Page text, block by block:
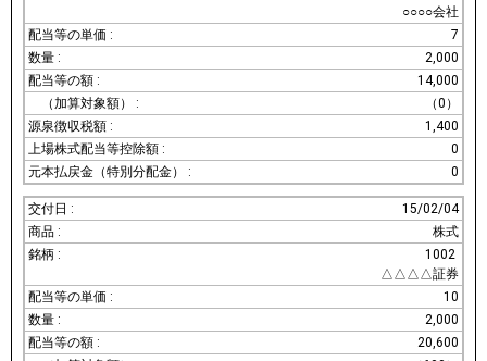
○○○○会社
7
2,000
14,000
（0）
1,400
0
0
15/02/04
株式
1002
△△△△証券
10
2,000
20,600